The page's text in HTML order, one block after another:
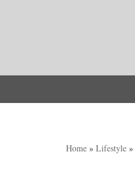
Home» Lifestyle»